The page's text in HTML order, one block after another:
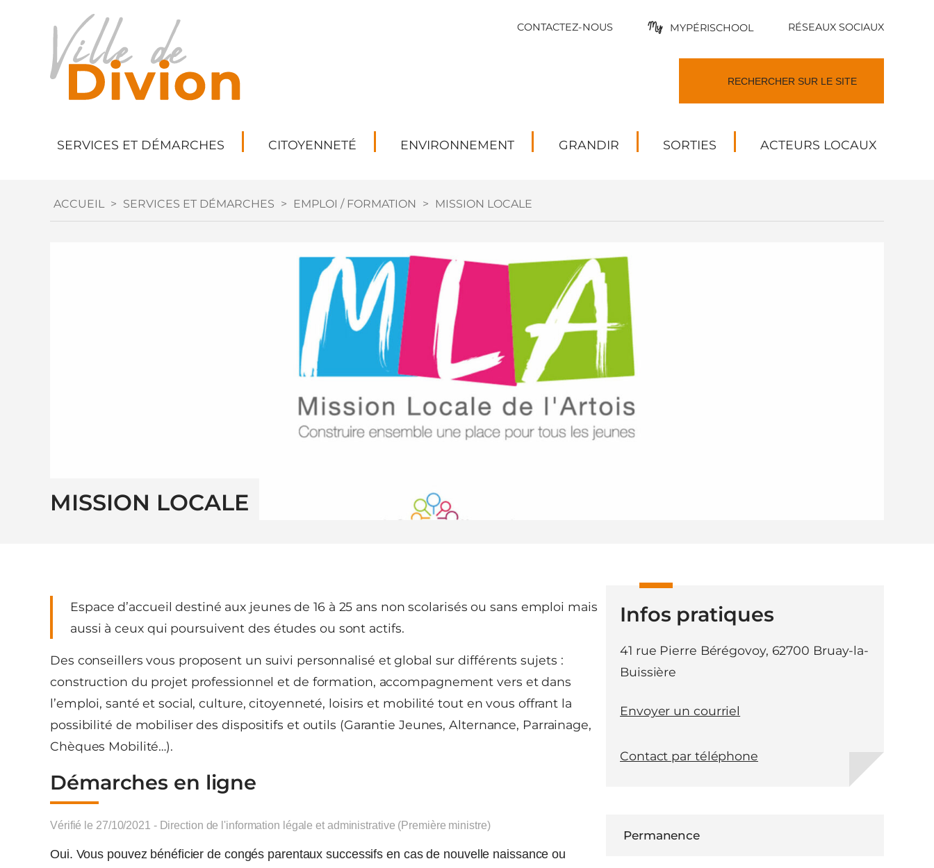
CONTACTEZ-NOUS MYPÉRISCHOOL RÉSEAUX SOCIAUX
SERVICES ET DÉMARCHES CITOYENNETÉ ENVIRONNEMENT GRANDIR SORTIES ACTEURS LOCAUX
ACCUEIL > SERVICES ET DÉMARCHES > EMPLOI / FORMATION > MISSION LOCALE
MISSION LOCALE
Espace d’accueil destiné aux jeunes de 16 à 25 ans non scolarisés ou sans emploi mais
aussi à ceux qui poursuivent des études ou sont actifs.
Des conseillers vous proposent un suivi personnalisé et global sur différents sujets :
construction du projet professionnel et de formation, accompagnement vers et dans
l’emploi, santé et social, culture, citoyenneté, loisirs et mobilité tout en vous offrant la
possibilité de mobiliser des dispositifs et outils (Garantie Jeunes, Alternance, Parrainage,
Chèques Mobilité…).
Démarches en ligne
Vérifié le 27/10/2021 - Direction de l'information légale et administrative (Première ministre)
Oui. Vous pouvez bénéficier de congés parentaux successifs en cas de nouvelle naissance ou
Infos pratiques
41 rue Pierre Bérégovoy, 62700 Bruay-la-
Buissière
Envoyer un courriel
Contact par téléphone
Permanence